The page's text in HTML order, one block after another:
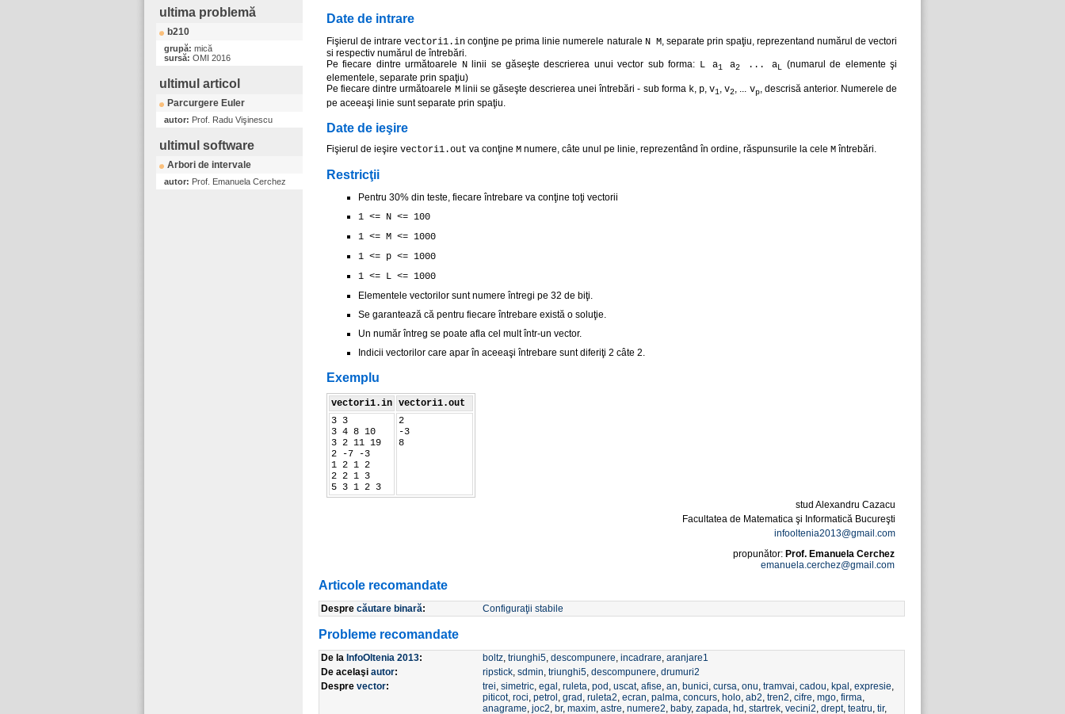
ultima problemă
b210
grupă: mică
sursă: OMI 2016
ultimul articol
Parcurgere Euler
autor: Prof. Radu Vişinescu
ultimul software
Arbori de intervale
autor: Prof. Emanuela Cerchez
Date de intrare
Fişierul de intrarevectori1.in conţine pe prima linie numerele naturale N M, separate prin spaţiu, reprezentand numărul de vectori
si respectiv numărul de întrebări.
Pe fiecare dintre următoarele Nlinii se găseşte descrierea unui vector sub forma: L a1 a2 ... aL (numarul de elemente şi
elementele, separate prin spaţiu)
Pe fiecare dintre următoarele Mlinii se găseşte descrierea unei întrebări - sub forma k, p,v1,v2, ... vp, descrisă anterior. Numerele de
pe aceeaşi linie sunt separate prin spaţiu.
Date de ieşire
Fişierul de ieşire vectori1.out va conţine M numere, câte unul pe linie, reprezentând în ordine, răspunsurile la cele M întrebări.
Restricţii
Pentru 30% din teste, fiecare întrebare va conţine toţi vectorii
1 <= N <= 100
1 <= M <= 1000
1 <= p <= 1000
1 <= L <= 1000
Elementele vectorilor sunt numere întregi pe 32 de biţi.
Se garantează că pentru fiecare întrebare există o soluţie.
Un număr întreg se poate afla cel mult într-un vector.
Indicii vectorilor care apar în aceeaşi întrebare sunt diferiţi 2 câte 2.
Exemplu
vectori1.in vectori1.out
3 3
3 4 8 10
3 2 11 19
2 -7 -3
1 2 1 2
2 2 1 3
5 3 1 2 3
2
-3
8
stud Alexandru Cazacu
Facultatea de Matematica şi Informatică Bucureşti
infooltenia2013@gmail.com
propunător: Prof. Emanuela Cerchez
emanuela.cerchez@gmail.com
Articole recomandate
Despre căutare binară: Configuraţii stabile
Probleme recomandate
De la InfoOltenia 2013: boltz, triunghi5, descompunere, incadrare, aranjare1
De acelaşi autor: ripstick, sdmin, triunghi5, descompunere, drumuri2
Despre vector: trei, simetric, egal , ruleta, pod , uscat, afise, an, bunici, cursa, onu, tramvai, cadou, kpal , expresie,
piticot, roci, petrol , grad , ruleta2, ecran, palma, concurs, holo, ab2, tren2, cifre, mgo, firma,
anagrame, joc2, br, maxim, astre, numere2, baby, zapada, hd , startrek, vecini2, drept, teatru, tir,